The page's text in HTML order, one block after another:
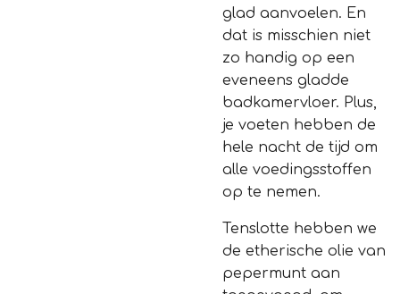
glad aanvoelen. En
dat is misschien niet
zo handig op een
eveneens gladde
badkamervloer. Plus,
je voeten hebben de
hele nacht de tijd om
alle voedingsstoffen
op te nemen.
Tenslotte hebben we
de etherische olie van
pepermunt aan